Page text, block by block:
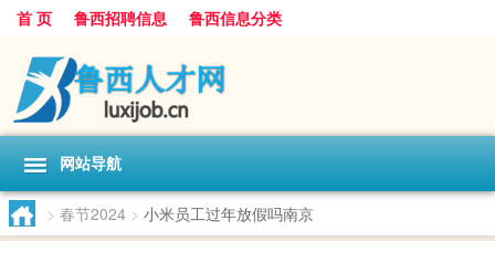
首 页 鲁西招聘信息 鲁西信息分类
网站导航
> 春节2024 > 小米员工过年放假吗南京